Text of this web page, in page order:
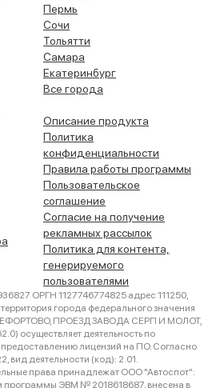
Пермь
Сочи
Тольятти
Самара
Екатеринбург
Все города
Описание продукта
Политика
конфиденциальности
Правила работы программы
Пользовательское
соглашение
Согласие на получение
рекламных рассылок
Политика для контента,
генерируемого
пользователями
ОРГН 1127746774825 адрес 111250,
города федерального значения
ПРОЕЗД ЗАВОДА СЕРП И МОЛОТ,
осуществляет деятельность по
лицензий на ПО. Согласно
вид деятельности (код): 2.01.
права принадлежат ООО "Автоспот":
программы ЭВМ № 2018618687, внесена в